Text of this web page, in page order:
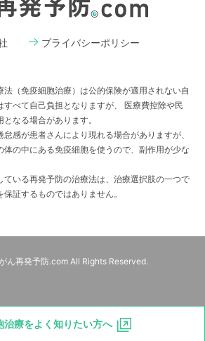
治療をよく知りたい方へ
プライバシーポリシー
法（免疫細胞治療）は公的保険が適用されない自
すべて自己負担となりますが、 医療費控除や民
なる場合があります。
感が患者さんにより現れる場合がありますが、
体の中にある免疫細胞を使うので、副作用が少な
ている再発予防の治療法は、治療選択肢の一つで
証するものではありません。
ん再発予防.com All Rights Reserved.